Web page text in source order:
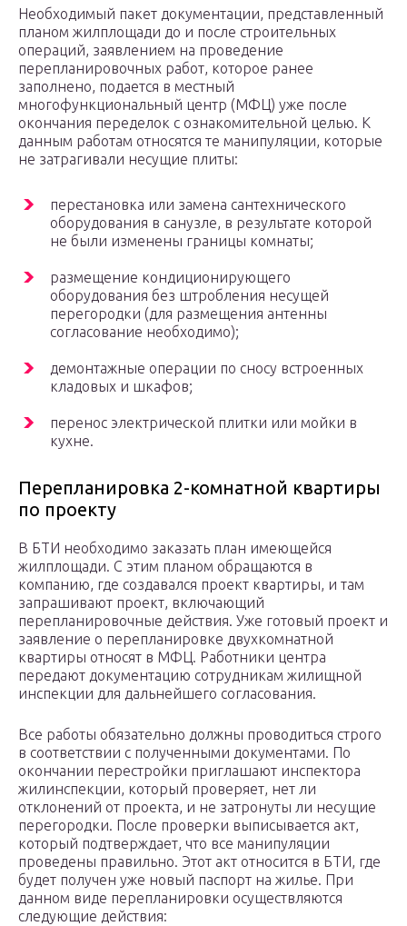
Необходимый пакет документации, представленный
планом жилплощади до и после строительных
операций, заявлением на проведение
перепланировочных работ, которое ранее
заполнено, подается в местный
многофункциональный центр (МФЦ) уже после
окончания переделок с ознакомительной целью. К
данным работам относятся те манипуляции, которые
не затрагивали несущие плиты:
перестановка или замена сантехнического
оборудования в санузле, в результате которой
не были изменены границы комнаты;
размещение кондиционирующего
оборудования без штробления несущей
перегородки (для размещения антенны
согласование необходимо);
демонтажные операции по сносу встроенных
кладовых и шкафов;
перенос электрической плитки или мойки в
кухне.
Перепланировка 2-комнатной квартиры
по проекту
В БТИ необходимо заказать план имеющейся
жилплощади. С этим планом обращаются в
компанию, где создавался проект квартиры, и там
запрашивают проект, включающий
перепланировочные действия. Уже готовый проект и
заявление о перепланировке двухкомнатной
квартиры относят в МФЦ. Работники центра
передают документацию сотрудникам жилищной
инспекции для дальнейшего согласования.
Все работы обязательно должны проводиться строго
в соответствии с полученными документами. По
окончании перестройки приглашают инспектора
жилинспекции, который проверяет, нет ли
отклонений от проекта, и не затронуты ли несущие
перегородки. После проверки выписывается акт,
который подтверждает, что все манипуляции
проведены правильно. Этот акт относится в БТИ, где
будет получен уже новый паспорт на жилье. При
данном виде перепланировки осуществляются
следующие действия: